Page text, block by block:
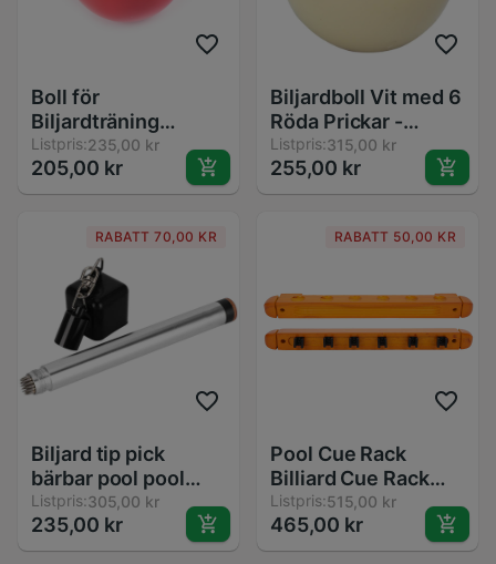
Boll för
Biljardträning
52.5mm - Röd Resin
Köboll för Snooker
Listpris:235,00 kr
205,00 kr
Biljardboll Vit med 6
Röda Prickar -
Träningsboll för
Snooker och Pool
Listpris:315,00 kr
255,00 kr
RABATT 70,00 KR
Biljard tip pick
bärbar pool pool
snooker stick
shaper handtag tip
pricker
Listpris:305,00 kr
235,00 kr
RABATT 50,00 KR
Pool Cue Rack
Billiard Cue Rack
Väggfäste Snooker
Tillbehör för
Fixering av
Listpris:515,00 kr
465,00 kr